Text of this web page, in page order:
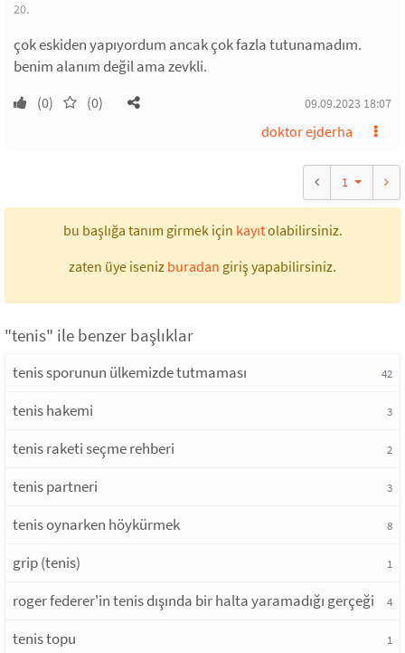
20.
çok eskiden yapıyordum ancak çok fazla tutunamadım.
benim alanım değil ama zevkli.
(0) (0) 09.09.2023 18:07
doktor ejderha
1
bu başlığa tanım girmek için kayıtolabilirsiniz.
zaten üye iseniz buradan giriş yapabilirsiniz.
"tenis" ile benzer başlıklar
tenis sporunun ülkemizde tutmaması 42
tenis hakemi 3
tenis raketi seçme rehberi 2
tenis partneri 3
tenis oynarken höykürmek 8
grip (tenis) 1
roger federer'in tenis dışında bir halta yaramadığı gerçeği 4
tenis topu 1